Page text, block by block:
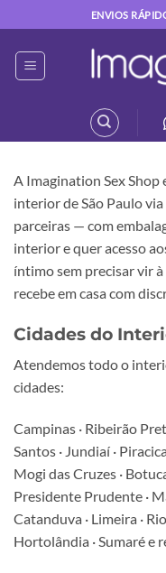
to
content
ENVIOS
A Imagination Sex Shop
interior de São Paulo
parceiras — com
interior e quer acesso
íntimo sem precisar vir
recebe em casa com
Cidades do
Atendemos todo o
cidades:
Campinas · Ribeirão
Santos · Jundiaí ·
Mogi das Cruzes ·
Presidente Prudente ·
Catanduva · Limeira ·
Hortolândia · Sumaré e